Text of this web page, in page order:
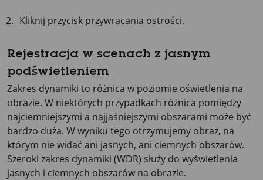
Kliknij przycisk przywracania ostrości.
Rejestracja w scenach z jasnym
podświetleniem
Zakres dynamiki to różnica w poziomie oświetlenia na
obrazie. W niektórych przypadkach różnica pomiędzy
najciemniejszymi a najjaśniejszymi obszarami może być
bardzo duża. W wyniku tego otrzymujemy obraz, na
którym nie widać ani jasnych, ani ciemnych obszarów.
Szeroki zakres dynamiki (WDR) służy do wyświetlenia
jasnych i ciemnych obszarów na obrazie.